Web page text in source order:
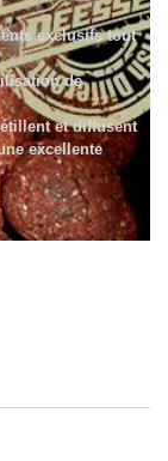
exclusifs tout
de
et diffusent
excellente